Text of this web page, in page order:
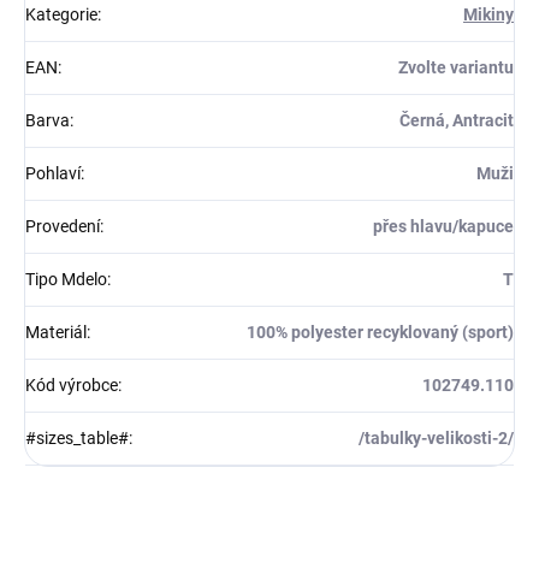
Kategorie: Mikiny
EAN: Zvolte variantu
Barva: Černá, Antracit
Pohlaví: Muži
Provedení: přes hlavu/kapuce
Tipo Mdelo: T
Materiál : 100% polyester recyklovaný (sport)
Kód výrobce: 102749.110
#sizes_table#: /tabulky-velikosti-2/